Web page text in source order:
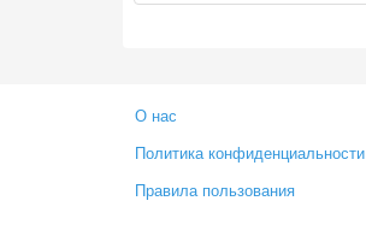
О нас
Политика конфиденциальности
Правила пользования